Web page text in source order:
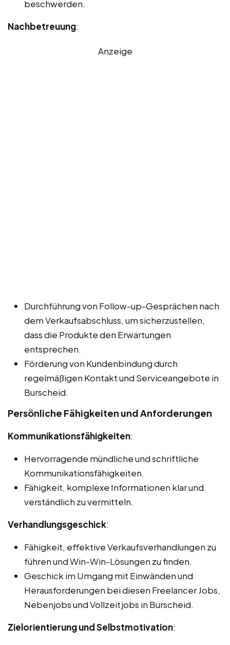
beschwerden.
Nachbetreuung:
Anzeige
Durchführung von Follow-up-Gesprächen nach
dem Verkaufsabschluss, um sicherzustellen,
dass die Produkte den Erwartungen
entsprechen.
Förderung von Kundenbindung durch
regelmäßigen Kontakt und Serviceangebote in
Burscheid.
Persönliche Fähigkeiten und Anforderungen
Kommunikationsfähigkeiten:
Hervorragende mündliche und schriftliche
Kommunikationsfähigkeiten.
Fähigkeit, komplexe Informationen klar und
verständlich zu vermitteln.
Verhandlungsgeschick:
Fähigkeit, effektive Verkaufsverhandlungen zu
führen und Win-Win-Lösungen zu finden.
Geschick im Umgang mit Einwänden und
Herausforderungen bei diesen Freelancer Jobs,
Nebenjobs und Vollzeitjobs in Burscheid.
Zielorientierung und Selbstmotivation: